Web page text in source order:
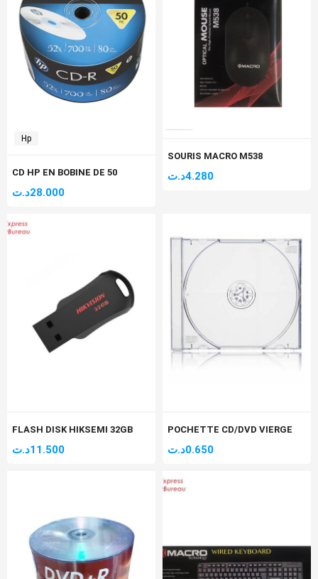
Hp
CD HP EN BOBINE DE 50
28.000د.ت
SOURIS MACRO M538
4.280د.ت
FLASH DISK HIKSEMI 32GB
11.500د.ت
POCHETTE CD/DVD VIERGE
0.650د.ت